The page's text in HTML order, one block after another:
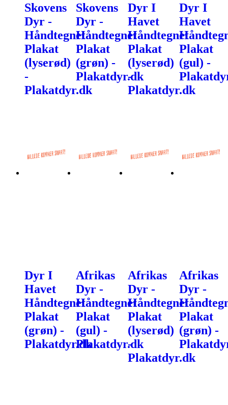
Skovens
Dyr -
Håndtegnet
Plakat
(lyserød)
-
Plakatdyr.dk
Skovens
Dyr -
Håndtegnet
Plakat
(grøn) -
Plakatdyr.dk
Dyr I
Havet
Håndtegnet
Plakat
(lyserød)
-
Plakatdyr.dk
Dyr I
Havet
Plakat
(gul) -
Dyr I
Havet
Håndtegnet
Plakat
(grøn) -
Plakatdyr.dk
Afrikas
Dyr -
Håndtegnet
Plakat
(gul) -
Plakatdyr.dk
Afrikas
Dyr -
Håndtegnet
Plakat
(lyserød)
-
Plakatdyr.dk
Afrikas
Dyr -
Plakat
(grøn) -